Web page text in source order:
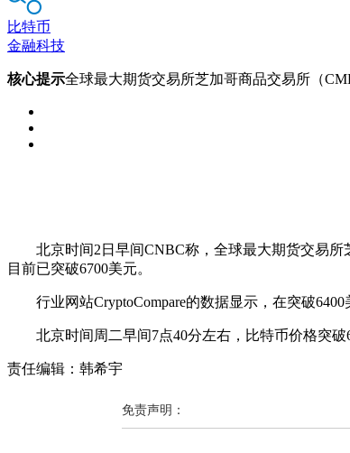
比特币
金融科技
核心提示全球最大期货交易所芝加哥商品交易所（
北京时间2日早间CNBC称，全球最大期货交易所
目前已突破6700美元。
行业网站CryptoCompare的数据显示，在突破6400
北京时间周二早间7点40分左右，比特币价格突破
责任编辑：韩希宇
免责声明：